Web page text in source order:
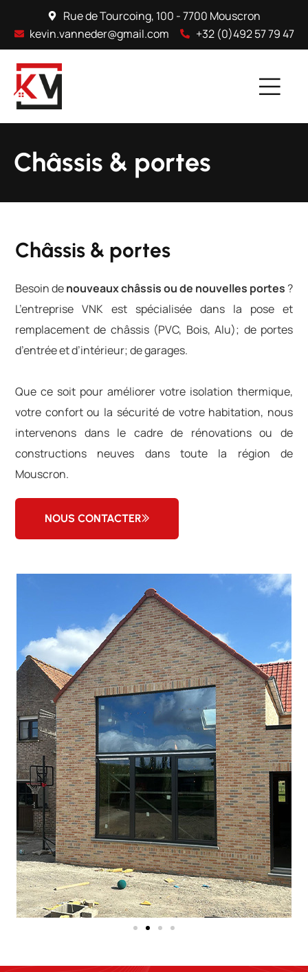
Rue de Tourcoing, 100 - 7700 Mouscron
kevin.vanneder@gmail.com
+32 (0)492 57 79 47
Châssis & portes
Châssis & portes
Besoin denouveaux châssis ou de nouvelles portes ?
L’entreprise VNK est spécialisée dans la pose et
remplacement de châssis (PVC, Bois, Alu); de portes
d’entrée et d’intérieur; de garages.
Que ce soit pour améliorer votre isolation thermique,
votre confort ou la sécurité de votre habitation, nous
intervenons dans le cadre de rénovations ou de
constructions neuves dans toute la région de
Mouscron.
NOUS CONTACTER